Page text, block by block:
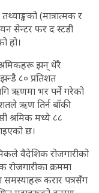
(मात्रात्मक र
सेन्टर फर द स्टडी
हो।
झन् धेरै
८० प्रतिशत
ऋणमा भर पर्ने गरेको
ऋण तिर्न बाँकी
श्रमिक मध्ये ८८
छ।
वैदेशिक रोजगारीको
क्रममा
समस्याहरू करार पत्रसँग